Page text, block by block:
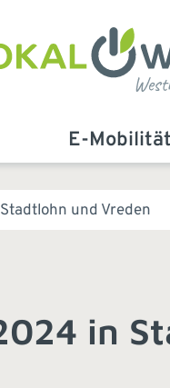
E-Mobilität
und Vreden
in